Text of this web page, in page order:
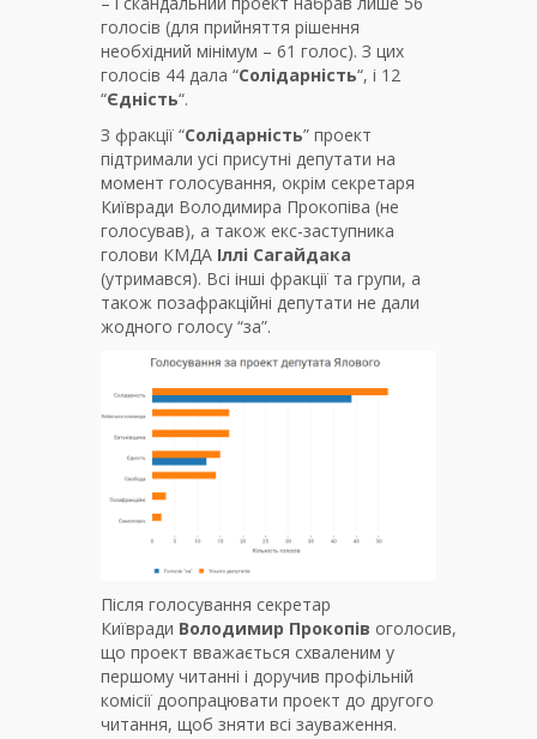
голосів (для прийняття рішення
необхідний мінімум – 61 голос). З цих
голосів 44 дала “Солідарність“, і 12
“Єдність“.
З фракції “Солідарність” проект
підтримали усі присутні депутати на
момент голосування, окрім секретаря
Київради Володимира Прокопіва (не
голосував), а також екс-заступника
голови КМДА Іллі Сагайдака
(утримався). Всі інші фракції та групи, а
також позафракційні депутати не дали
жодного голосу “за”.
Після голосування секретар
Київради Володимир Прокопів оголосив,
що проект вважається схваленим у
першому читанні і доручив профільній
комісії доопрацювати проект до другого
читання, щоб зняти всі зауваження.